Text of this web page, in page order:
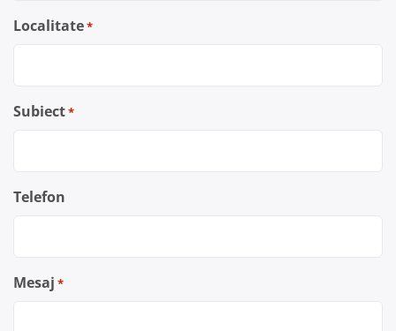
Localitate*
Subiect*
Telefon
Mesaj *